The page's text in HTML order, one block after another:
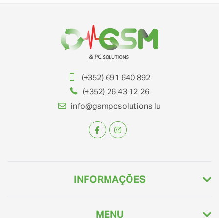
(+352) 691 640 892
(+352) 26 43 12 26
info@gsmpcsolutions.lu
INFORMAÇÕES
MENU